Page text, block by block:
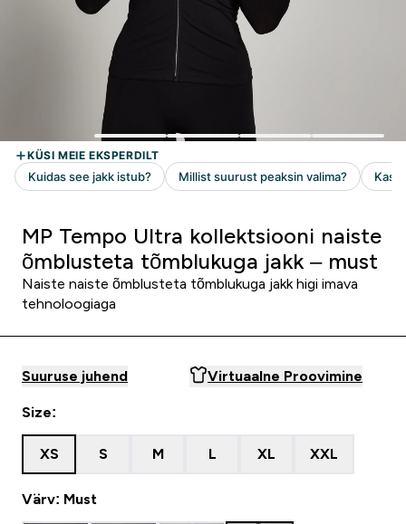
MP Tempo Ultra kollektsiooni naiste
õmblusteta tõmblukuga jakk – must
Naiste naiste õmblusteta tõmblukuga jakk higi imava
tehnoloogiaga
Suuruse juhend Virtuaalne Proovimine
Size:
XS S M L XL XXL
Värv: Must